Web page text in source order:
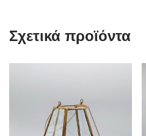
Σχετικά προϊόντα